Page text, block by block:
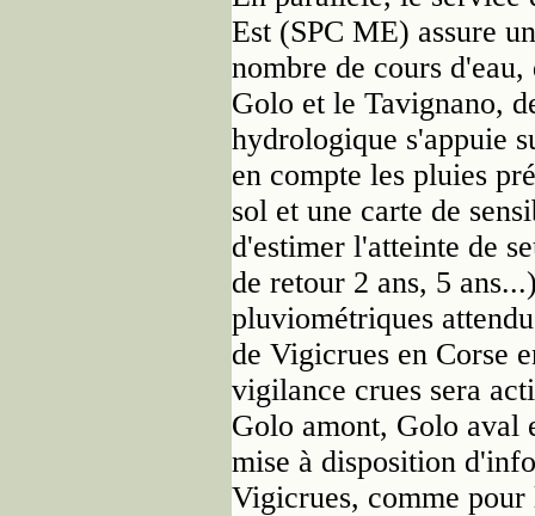
Est (SPC ME) assure
nombre de cours
Golo et le Tavignano,
hydrologique s'appuie
en compte les pluies
sol et une carte de
d'estimer l'atteinte de
de retour 2 ans, 5
pluviométriques
de Vigicrues en Corse
vigilance crues sera
Golo amont, Golo aval
mise à disposition
Vigicrues, comme